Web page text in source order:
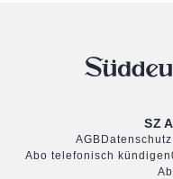
SZ
AGB Datenschutz
Abo telefonisch kündigen